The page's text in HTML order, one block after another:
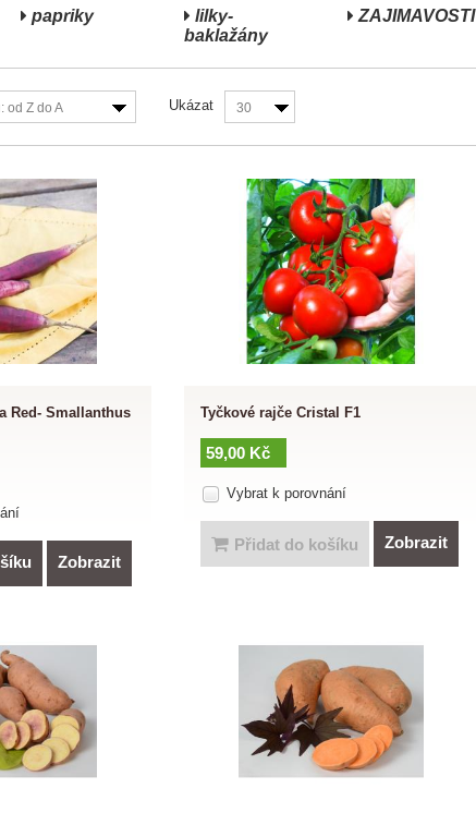
papriky
lilky-
baklažány
ZAJIMAVOSTI
od Z do A Ukázat 30
Red- Smallanthus
Zobrazit
Tyčkové rajče Cristal F1
59,00 Kč
Vybrat k porovnání
Přidat do košíku Zobrazit